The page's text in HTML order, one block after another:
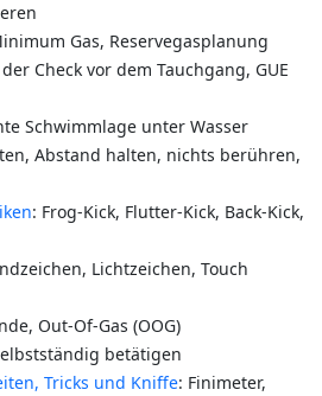
Gas, Reservegasplanung
der Check vor dem Tauchgang, GUE
Schwimmlage unter Wasser
Abstand halten, nichts berühren,
: Frog-Kick, Flutter-Kick, Back-Kick,
Lichtzeichen, Touch
Out-Of-Gas (OOG)
betätigen
Tricks und Kniffe: Finimeter,